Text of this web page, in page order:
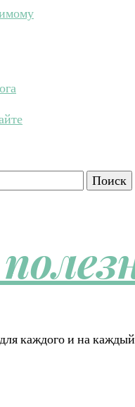
каждого и на